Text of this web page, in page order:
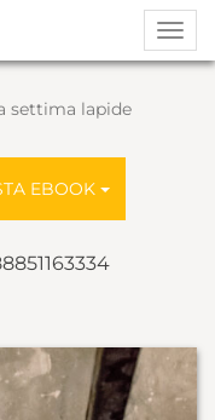
settima lapide
EBOOK